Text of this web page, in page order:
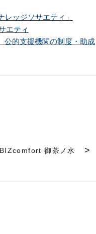
ッジソサエティ」
エティ
公的支援機関の制度・助成
BIZcomfort 御茶ノ水